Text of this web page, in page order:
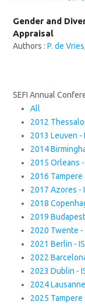
Gender and
Appraisal
Authors :P. de Vries
SEFI Annual
All
2012
2013 Leuven -
2014
2015 Orleans
2016
2017 Azores -
2018
2019
2020 Twente -
2021 Berlin -
2022
2023 Dublin -
2024
2025